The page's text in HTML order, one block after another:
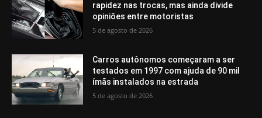
rapidez nas trocas, mas ainda divide
opiniões entre motoristas
5 de agosto de 2026
Carros autônomos começaram a ser
testados em 1997 com ajuda de 90 mil
ímãs instalados na estrada
5 de agosto de 2026